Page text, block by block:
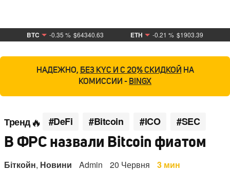
BTC -0.35 % $64340.63 ETH -0.21 % $1903.39
НАДЕЖНО, БЕЗ KYC И С 20% СКИДКОЙ НА
КОМИССИИ - BINGX
Тренд #DeFi #Bitcoin #ICO #SEC
В ФРС назвали Bitcoin фиатом
Біткойн, Новини Admin 20 Червня 3 мин